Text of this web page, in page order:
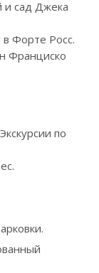
сад Джека
Форте Росс.
Франциско
по